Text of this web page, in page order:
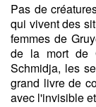
Pas de
qui vivent des
femmes de
de la mort de
Schmidja, les
grand livre de
avec l'invisible